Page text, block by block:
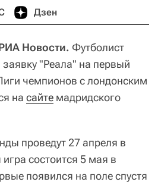
Дзен
Новости. Футболист
"Реала" на первый
чемпионов с лондонским
на сайте мадридского
проведут 27 апреля в
состоится 5 мая в
появился на поле спустя